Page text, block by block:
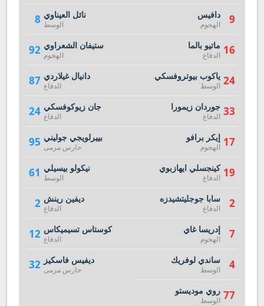
8 نائل العيناوي
الوسط
92 ستيفان الشعراوي
الهجوم
87 دانيال غيلاردي
الدفاع
24 جان زيوكوفسكي
الدفاع
95 بييرلويجي جوليني
حارس مرمى
61 نيكولو بيسيلي
الوسط
2 ديفين رينش
الدفاع
12 كوستاس تسيميكاس
الدفاع
32 ديفيس فاسكيز
حارس مرمى
9 دافيس
الهجوم
16 ماتيو بالما
الدفاع
24 ياكوب بيوتروفسكي
الوسط
33 جوردان زيمورا
الدفاع
17 إيكر برافو
الهجوم
19 كينجسلي ايهازبوي
الدفاع
2 سابا جوجليتشيدزه
الدفاع
7 إدريسا غاي
الهجوم
4 ساندي لوفريك
الوسط
77 روي موديستو
الوسط